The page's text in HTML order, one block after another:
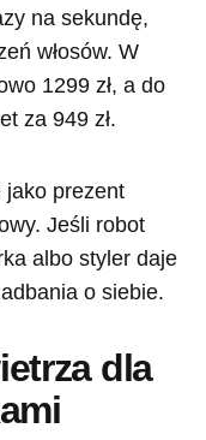
na sekundę,
włosów. W
1299 zł, a do
za 949 zł.
jako prezent
Jeśli robot
albo styler daje
o siebie.
dla